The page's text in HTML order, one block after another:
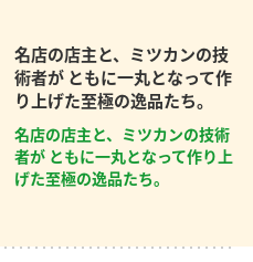
名店の店主と、ミツカンの技
術者が ともに一丸となって作
り上げた至極の逸品たち。
名店の店主と、ミツカンの技術
者が ともに一丸となって作り上
げた至極の逸品たち。